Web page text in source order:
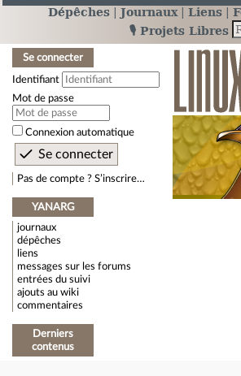
Dépêches Journaux Liens
🎙️ Projets Libres
Se connecter
Identifiant
Mot de passe
Connexion automatique
Pas de compte ? S’inscrire…
YANARG
journaux
dépêches
liens
messages sur les forums
entrées du suivi
ajouts au wiki
commentaires
Derniers
contenus